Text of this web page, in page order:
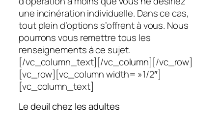
une incinération individuelle. Dans ce cas,
tout plein d’options s’offrent à vous. Nous
pourrons vous remettre tous les
renseignements à ce sujet.
[/vc_column_text][/vc_column][/vc_row]
[vc_row][vc_column width= »1/2″]
[vc_column_text]
Le deuil chez les adultes